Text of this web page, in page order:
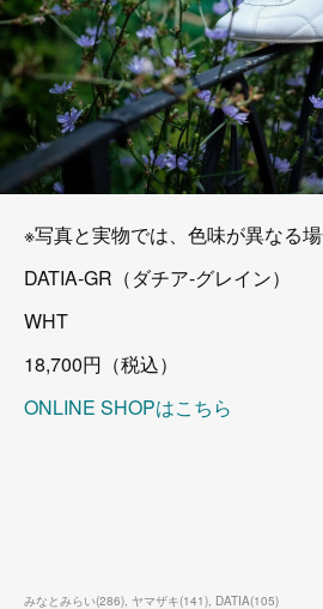
※写真と実物では、色味が異なる場
DATIA-GR（ダチア-グレイン）
WHT
18,700円（税込）
ONLINE SHOPはこちら
みなとみらい(286) ヤマザキ(141) DATIA(105)